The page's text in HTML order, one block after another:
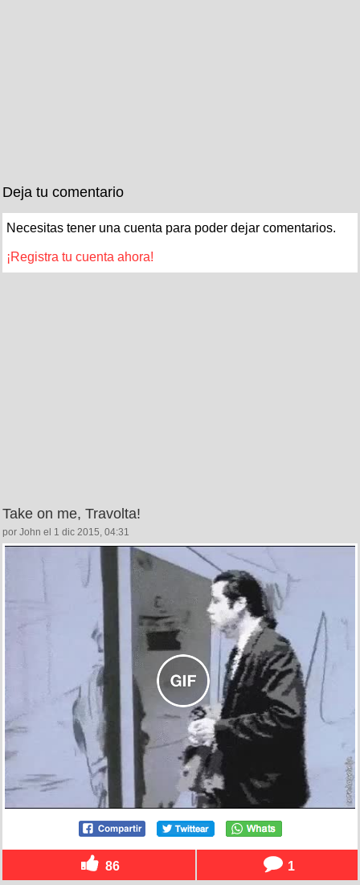
Deja tu comentario
Necesitas tener una cuenta para poder dejar comentarios.
¡Registra tu cuenta ahora!
Take on me, Travolta!
por John el 1 dic 2015, 04:31
86 1